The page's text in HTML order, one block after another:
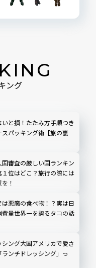
ング
いと損！たたみ方手順つき
スパッキング術【旅の裏
国審査の厳しい国ランキン
１位はどこ？旅行の際には
！
は悪魔の食べ物！？実は日
費量世界一を誇るタコの話
シング大国アメリカで愛さ
ランチドレッシング」っ